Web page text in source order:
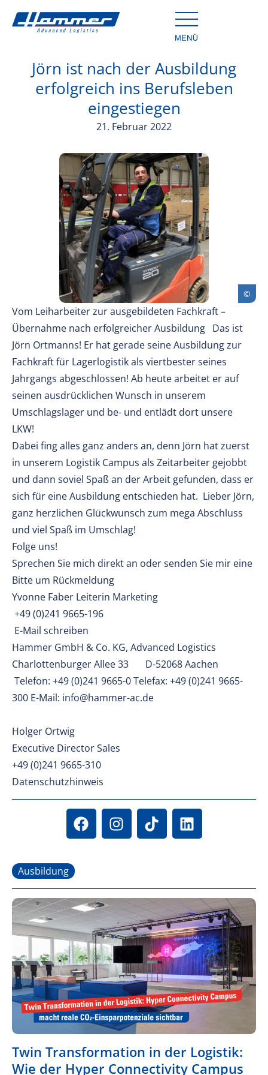
Jörn ist nach der Ausbildung
erfolgreich ins Berufsleben
eingestiegen
21. Februar 2022
Vom Leiharbeiter zur ausgebildeten Fachkraft –
Übernahme nach erfolgreicher Ausbildung Das ist
Jörn Ortmanns! Er hat gerade seine Ausbildung zur
Fachkraft für Lagerlogistik als viertbester seines
Jahrgangs abgeschlossen! Ab heute arbeitet er auf
seinen ausdrücklichen Wunsch in unserem
Umschlagslager und be- und entlädt dort unsere
LKW!
Dabei fing alles ganz anders an, denn Jörn hat zuerst
in unserem Logistik Campus als Zeitarbeiter gejobbt
und dann soviel Spaß an der Arbeit gefunden, dass er
sich für eine Ausbildung entschieden hat. Lieber Jörn,
ganz herzlichen Glückwunsch zum mega Abschluss
und viel Spaß im Umschlag!
Folge uns!
Sprechen Sie mich direkt an oder senden Sie mir eine
Bitte um Rückmeldung
Yvonne Faber Leiterin Marketing
+49 (0)241 9665-196
E-Mail schreiben
Hammer GmbH & Co. KG, Advanced Logistics
Charlottenburger Allee 33 D-52068 Aachen
Telefon: +49 (0)241 9665-0 Telefax: +49 (0)241 9665-
300 E-Mail: info@hammer-ac.de
Holger Ortwig
Executive Director Sales
+49 (0)241 9665-310
Datenschutzhinweis
Ausbildung
Twin Transformation in der Logistik:
Wie der Hyper Connectivity Campus